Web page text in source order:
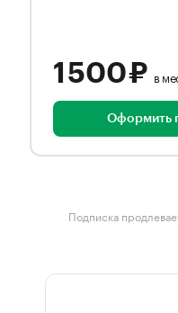
1 500 ₽ в
Оформить
Подписка